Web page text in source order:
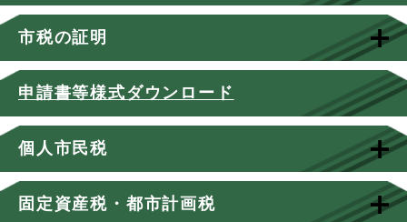
市税の証明
申請書等様式ダウンロード
個人市民税
固定資産税・都市計画税